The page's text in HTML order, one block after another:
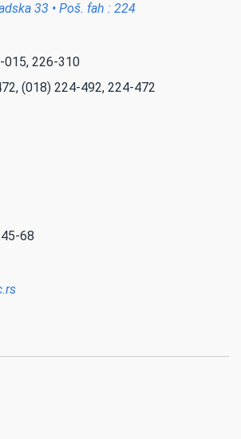
33 • Poš. fah : 224
015, 226-310
(018) 224-492, 224-472
68